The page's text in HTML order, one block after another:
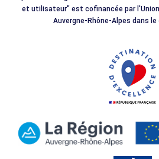
et utilisateur" est cofinancée par
Auvergne-Rhône-Alpes dans le